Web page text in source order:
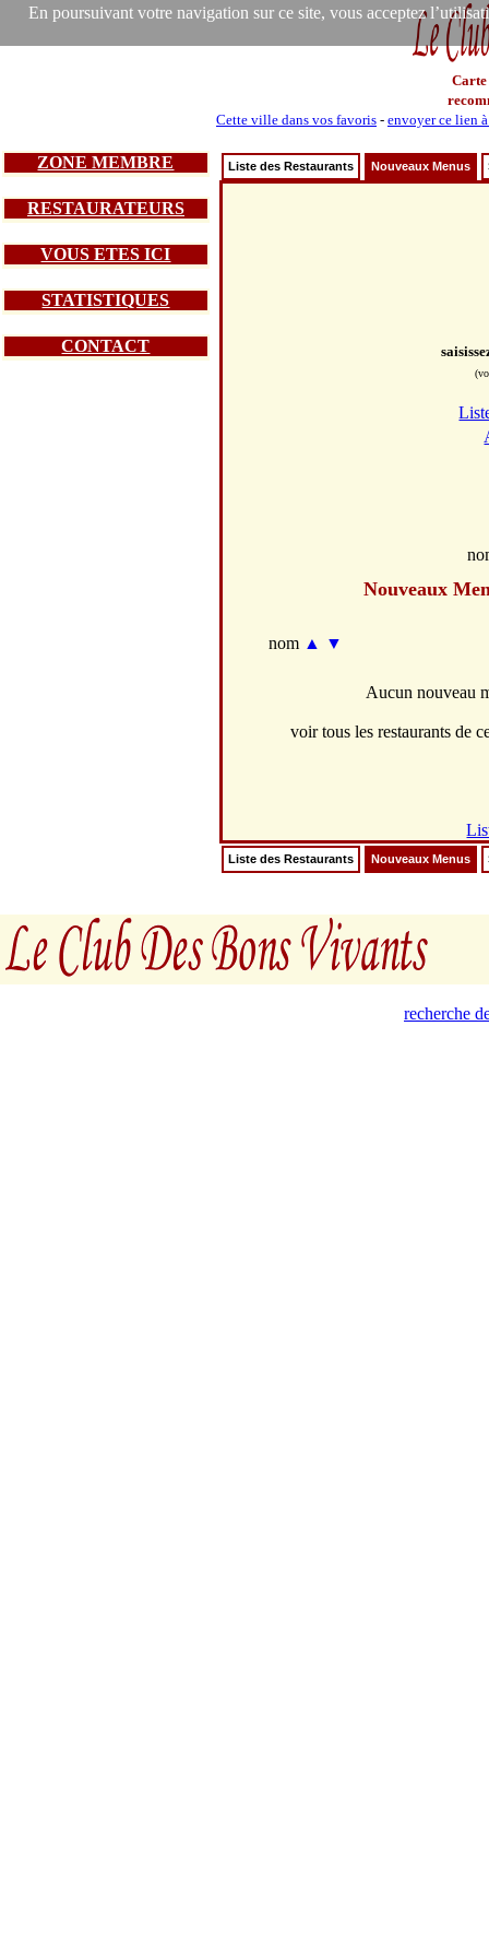
En poursuivant votre navigation sur ce site, vous acceptez
Carte
Cette ville dans vos favoris - envoyer ce lien
ZONE MEMBRE
RESTAURATEURS
VOUS ETES ICI
STATISTIQUES
CONTACT
Liste des Restaurants Nouveaux Menus
Nouveaux
nom ▲ ▼
Aucun nouveau
voir tous les restaurants de
Liste des Restaurants Nouveaux Menus
recherche